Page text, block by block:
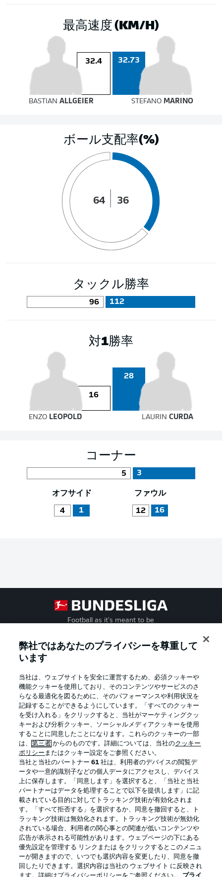
最高速度 (KM/H)
32.4 32.73
BASTIAN ALLGEIER STEFANOMARINO
ボール支配率(%)
64 36
タックル勝率
96 112
対1勝率
16
28
ENZO LEOPOLD LAURINCURDA
コーナー
5 3
オフサイド
4 1
ファウル
12 16
Football as it's meant to be
Official Partners
プライバシー・ポリシー 優先設定を管理する
利用条件 放送局
求人 選手
弊社ではあなたのプライバシーを尊重して
います
当社は、ウェブサイトを安全に運営するため、必須クッキーや
機能クッキーを使用しており、そのコンテンツやサービスのさ
らなる最適化を図るために、そのパフォーマンスや利用状況を
記録することができるようにしています。「すべてのクッキー
を受け入れる」をクリックすると、当社がマーケティングクッ
キーおよび分析クッキー、ソーシャルメディアクッキーを使用
することに同意したことになります。これらのクッキーの一部
は、第三者 からのものです。詳細については、当社のクッキー
ポリシー またはクッキー設定をご参照ください。
当社と当社のパートナー61 社は、利用者のデバイスの閲覧デ
ータや一意的識別子などの個人データにアクセスし、デバイス
上に保存します。「同意します」を選択すると、「当社と当社
パートナーはデータを処理することで以下を提供します」に記
載されている目的に対してトラッキング技術が有効化されま
す。「すべて拒否する」を選択するか、同意を撤回すると、ト
ラッキング技術は無効化されます。トラッキング技術が無効化
されている場合、利用者の関心事との関連が低いコンテンツや
広告が表示される可能性があります。ウェブページの下にある
優先設定を管理する リンクまたは をクリックするとこのメニュ
ーが開きますので、いつでも選択内容を変更したり、同意を撤
回したりできます。選択内容は当社の ウェブサイト に反映され